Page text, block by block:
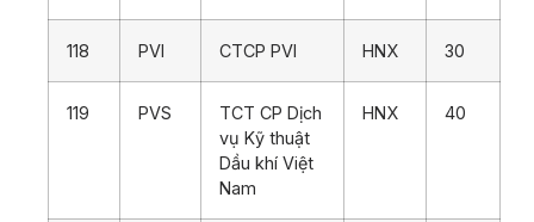
118 PVI CTCP PVI HNX 30
119 PVS
TCT CP Dịch
vụ Kỹ thuật
Dầu khí Việt
Nam
HNX 40